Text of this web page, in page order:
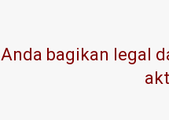
bagikan legal